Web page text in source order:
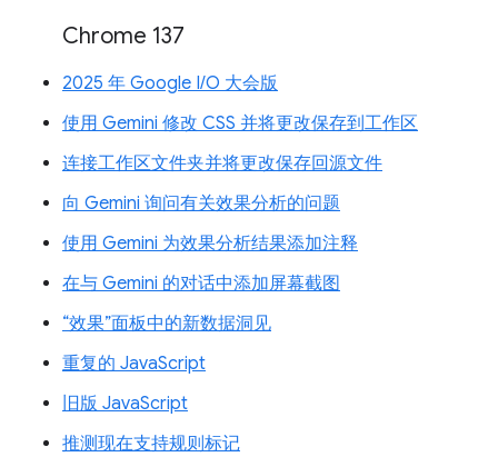
Chrome 137
2025 年 Google I/O 大会版
使用 Gemini 修改 CSS 并将更改保存到工作区
连接工作区文件夹并将更改保存回源文件
向 Gemini 询问有关效果分析的问题
使用 Gemini 为效果分析结果添加注释
在与 Gemini 的对话中添加屏幕截图
“效果”面板中的新数据洞见
重复的 JavaScript
旧版 JavaScript
推测现在支持规则标记